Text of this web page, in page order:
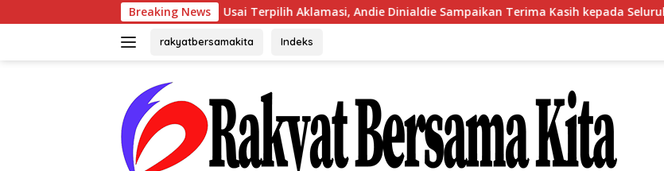
ke
Breaking News
Usai Terpilih Aklamasi, Andie Dinialdie Sampaikan Terima Kasih kepada Seluruh Kader Golkar Sumsel
rakyatbersamakita Indeks